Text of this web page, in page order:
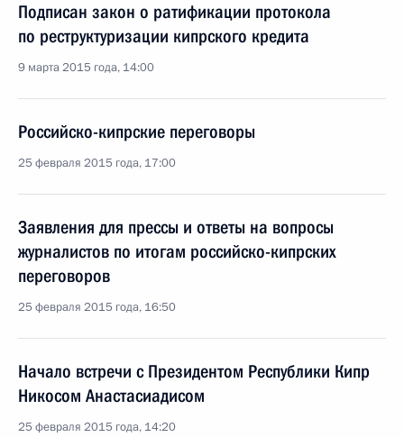
Подписан закон о ратификации протокола
по реструктуризации кипрского кредита
9 марта 2015 года, 14:00
Российско-кипрские переговоры
25 февраля 2015 года, 17:00
Заявления для прессы и ответы на вопросы
журналистов по итогам российско-кипрских
переговоров
25 февраля 2015 года, 16:50
Начало встречи с Президентом Республики Кипр
Никосом Анастасиадисом
25 февраля 2015 года, 14:20